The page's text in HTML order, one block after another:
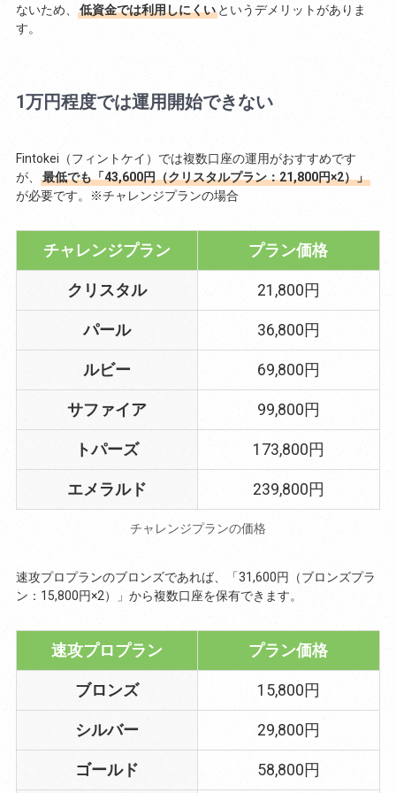
ないため、
低資金では利用しにくいというデメリットがありま
す。
1万円程度では運用開始できない
Fintokei（フィントケイ）では複数口座の運用がおすすめです
が、
最低でも「43,600円（クリスタルプラン：21,800円×2）」
が必要です。※チャレンジプランの場合
チャレンジプラン プラン価格
クリスタル 21,800円
パール 36,800円
ルビー 69,800円
サファイア 99,800円
トパーズ 173,800円
エメラルド 239,800円
チャレンジプランの価格
速攻プロプランのブロンズであれば、「31,600円（ブロンズプラ
ン：15,800円×2）」から複数口座を保有できます。
速攻プロプラン プラン価格
ブロンズ 15,800円
シルバー 29,800円
ゴールド 58,800円